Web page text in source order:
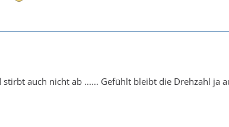
auch nicht ab ...... Gefühlt bleibt die Drehzahl ja